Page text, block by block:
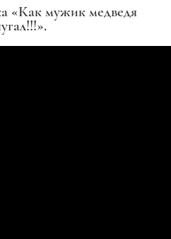
«Как мужик медведя